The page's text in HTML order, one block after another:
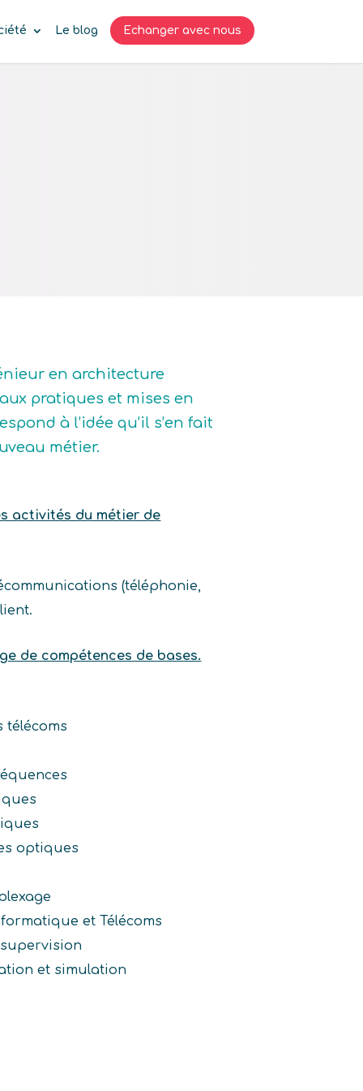
Le blog Echanger avec nous
en architecture
pratiques et mises en
à l’idée qu’il s’en fait
métier.
activités du métier de
(téléphonie,
de compétences de bases.
télécoms
optiques
et Télécoms
et simulation